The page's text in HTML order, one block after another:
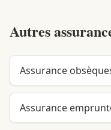
Autres
Assurance
Assurance